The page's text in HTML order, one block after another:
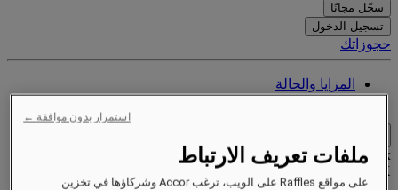
سجّل مجانًا
تسجيل الدخول
حجوزاتك
المزايا والحالة
Xxxx Xxxxxxxxx
XXXXXX X XXXXXXXX X
ملفات تعريف الارتباط
على مواقع Raffles على الويب، ترغب Accor وشركاؤها في تخزين
استمرار بدون موافقة ←